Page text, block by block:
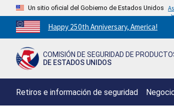
Un sitio oficial del Gobierno de Estados Unidos
Countdown
to
America's
250th
Happy 250th Anniversary, America!
COMISIÓN DE SEGURIDAD DE
DE ESTADOS UNIDOS
Retiros e información de seguridad